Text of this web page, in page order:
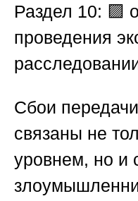
Раздел 10: 🟪
проведения
Сбои
связаны не
уровнем, но и